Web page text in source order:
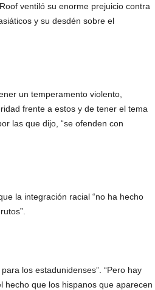
ventiló su enorme prejuicio contra
y su desdén sobre el
un temperamento violento,
frente a estos y de tener el tema
las que dijo, “se ofenden con
la integración racial “no ha hecho
los estadunidenses”. “Pero hay
hecho que los hispanos que aparecen